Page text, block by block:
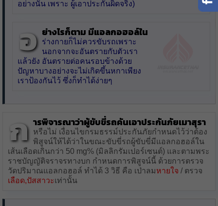
อย่างนั้น เพราะ ผู้เอาประกันผิดจริง)
อ ย่างไรก็ตาม มีแอลกอฮอล์ใน
ร่างกายก็ไม่ควรขับรถเพราะ
นอกจากจะอันตรายกับตัวเรา
แล้วยัง อันตรายต่อคนรอบข้างด้วย
ปัญหาบางอย่างจะไม่เกิดขึ้นหกาเพียง
เราป้องกันไว้ ซึ่งก็ทำได้ง่ายๆ
ก ารพิจารณาว่าผู้ขับขี่รถคันเอาประกันภัยเมาสุรา
หรือไม่ เงื่อนไขกรมธรรม์ประกันภัยกำหนดไว้ว่าต้อง
พิสูจน์ให้ได้ว่าในขณะขับขี่รถผู้ขับขี่มีแอลกอฮอล์ใน
เส้นเลือดเกินกว่า 50 mg% (มิลลิกรัมเปอร์เซนต์) และตามพระ
ราชบัญญัติจราจรทางบก กำหนดการพิสูจน์นี้ ด้วยการตรวจ
วัดปริมาณแอลกอฮอล์ ทำได้ 3 วิธี คือ เป่าลมหายใจ / ตรวจ
เลือด,ปัสสาวะเท่านั้น